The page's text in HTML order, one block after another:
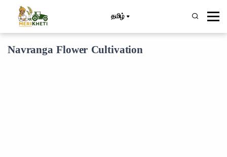
தமிழ்
Navranga Flower Cultivation